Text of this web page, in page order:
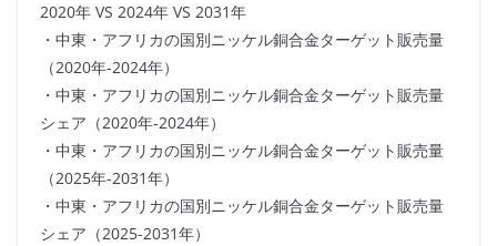
2020年 VS 2024年 VS 2031年
・中東・アフリカの国別ニッケル銅合金ターゲット販売量
（2020年-2024年）
・中東・アフリカの国別ニッケル銅合金ターゲット販売量
シェア（2020年-2024年）
・中東・アフリカの国別ニッケル銅合金ターゲット販売量
（2025年-2031年）
・中東・アフリカの国別ニッケル銅合金ターゲット販売量
シェア（2025-2031年）